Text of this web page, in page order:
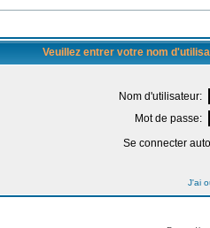
Veuillez entrer votre nom
Nom d'utilisateur:
Mot de passe:
Se connecter
J'ai